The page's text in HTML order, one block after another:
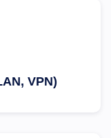
VPN)